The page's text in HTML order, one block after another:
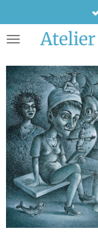
Hauptinhalt
springen